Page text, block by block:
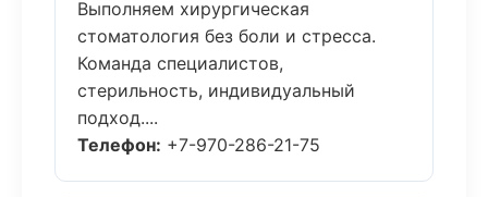
Выполняем хирургическая
стоматология без боли и стресса.
Команда специалистов,
стерильность, индивидуальный
подход....
Телефон: +7-970-286-21-75